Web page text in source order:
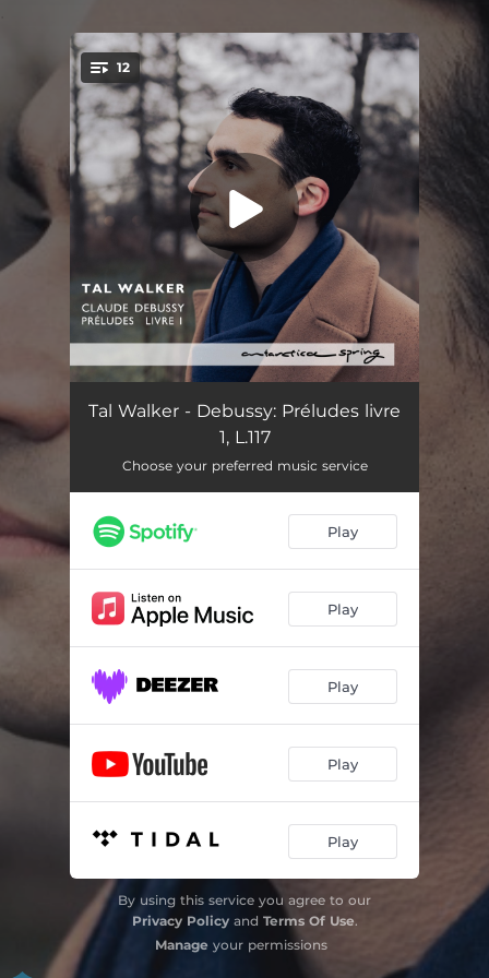
You're all set!
12
Préludes, Livre 1, L. 117: No. 1 Danseuses de Delphes 03:02
Préludes, Livre 1, L. 117: No. 3 Le vent dans la plaine 02:15
Préludes, Livre 1, L. 117: No. 4 Les sons et les parfums tournent dans l'air du soir
Préludes, Livre 1, L. 117: No. 6 Des pas sur la neige 04:28
Préludes, Livre 1, L. 117: No. 7. Ce qu'a vu le vent d’ouest 03:32
Préludes, Livre 1, L. 117: No. 8 La fille aux cheveux de lin 02:17
Préludes, Livre 1, L. 117: No. 9 La sérénade interrompue 02:30
Préludes, Livre 1, L. 117: No. 11 La danse de Puck 02:54
Préludes, Livre 1, L. 117: No. 12 Minstrels 02:07
Tal Walker - Debussy: Préludes livre
1, L.117
Choose your preferred music service
Play
Play
Play
Play
Play
By using this service you agree to our
Privacy Policyand Terms Of Use.
Manage your permissions